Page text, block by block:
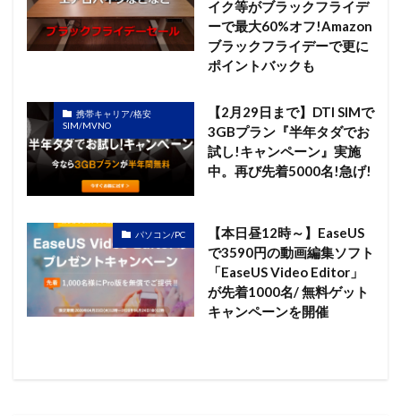
イク等がブラックフライデ
ーで最大60%オフ!Amazon
ブラックフライデーで更に
ポイントバックも
携帯キャリア/格安
SIM/MVNO
【2月29日まで】DTI SIMで
3GBプラン『半年タダでお
試し!キャンペーン』実施
中。再び先着5000名!急げ!
パソコン/PC
【本日昼12時～】EaseUS
で3590円の動画編集ソフト
「EaseUS Video Editor」
が先着1000名/ 無料ゲット
キャンペーンを開催